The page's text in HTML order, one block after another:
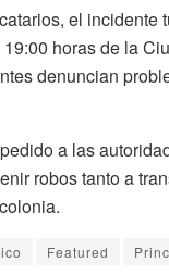
el incidente
horas de la
denuncian
a las
robos tanto a
Featured